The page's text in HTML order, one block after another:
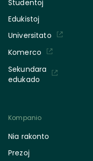
Studentoj
Edukistoj
Universitato
Komerco
Sekundara
edukado
Kompanio
Nia rakonto
Prezoj